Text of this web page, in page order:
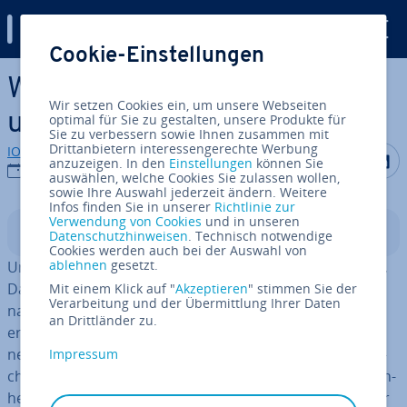
Zum Haupt­in­halt springen
Was ist Unicode? De­fi­ni­ti­on
und Erklärung
IONOS Redaktion
22.04.2025
Auf Auf
In­halts­ver­zeich­nis
Unicode ist ein in­ter­na­tio­na­ler Standard zur Codierung,
Dar­stel­lung und Ver­ar­bei­tung von Text­zei­chen aus
nahezu allen Schrift­sys­te­men der Welt. Jedes Zeichen
erhält einen ein­deu­ti­gen Codepunkt, der in ver­schie­de­
nen Zei­chen­co­die­run­gen wie UTF-8 oder UTF-16 ge­spei­
chert werden kann. Dadurch er­mög­licht Unicode die ein­
heit­li­che Dar­stel­lung und Ver­ar­bei­tung von Texten über
Cookie-Einstellungen
Wir setzen Cookies ein, um unsere Webseiten
optimal für Sie zu gestalten, unsere Produkte für
Sie zu verbessern sowie Ihnen zusammen mit
Drittanbietern interessengerechte Werbung
anzuzeigen. In den Einstellungen können Sie
auswählen, welche Cookies Sie zulassen wollen,
sowie Ihre Auswahl jederzeit ändern. Weitere
Infos finden Sie in unserer Richtlinie zur
Verwendung von Cookies und in unseren
Datenschutzhinweisen. Technisch notwendige
Cookies werden auch bei der Auswahl von
ablehnen gesetzt.
Mit einem Klick auf "Akzeptieren" stimmen Sie der
Verarbeitung und der Übermittlung Ihrer Daten
an Drittländer zu.
Impressum